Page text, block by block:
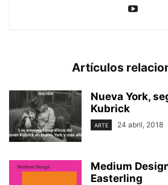
Artículos
Nueva York,
Kubrick
ARTE 24 abril, 2018
Medium
Easterling